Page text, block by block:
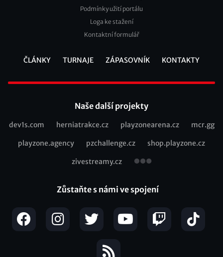
Podmínky užití portálu
Loga ke stažení
Kontaktní formulář
ČLÁNKY TURNAJE ZÁPASOVNÍK KONTAKTY
Naše další projekty
Recommended
dev1s.com herniatrakce.cz playzonearena.cz mcr.gg
playzone.agency pzchallenge.cz shop.playzone.cz
zivestreamy.cz
Zůstaňte s námi ve spojení